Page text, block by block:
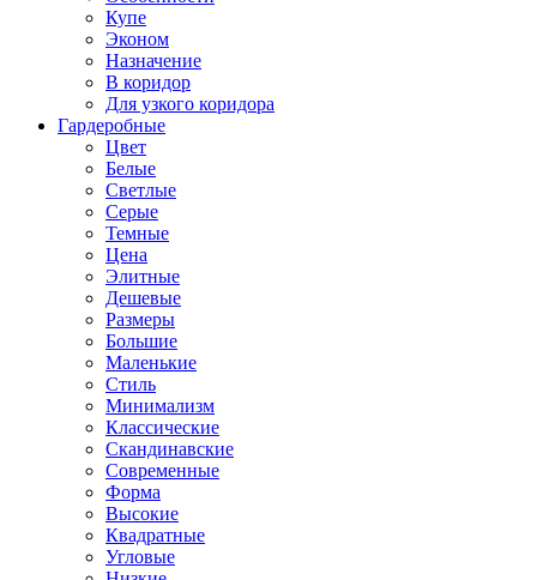
Купе
Эконом
Назначение
В коридор
Для узкого коридора
Гардеробные
Цвет
Белые
Светлые
Серые
Темные
Цена
Элитные
Дешевые
Размеры
Большие
Маленькие
Стиль
Минимализм
Классические
Скандинавские
Современные
Форма
Высокие
Квадратные
Угловые